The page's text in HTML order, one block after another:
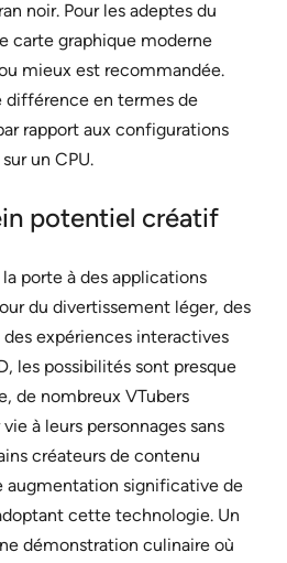
noir. Pour les adeptes du
carte graphique moderne
mieux est recommandée.
différence en termes de
rapport aux configurations
un CPU.
potentiel créatif
porte à des applications
du divertissement léger, des
des expériences interactives
les possibilités sont presque
de nombreux VTubers
à leurs personnages sans
créateurs de contenu
augmentation significative de
cette technologie. Un
démonstration culinaire où